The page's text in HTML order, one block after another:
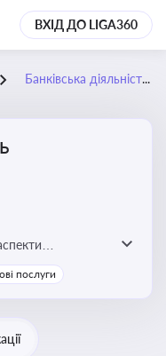
ВХІД ДО LIGA360
Банківська діяльність
банківських
послуги